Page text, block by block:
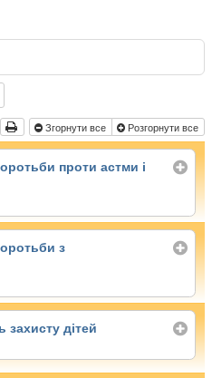
Згорнути все Розгорнути все
проти астми і
з
дітей